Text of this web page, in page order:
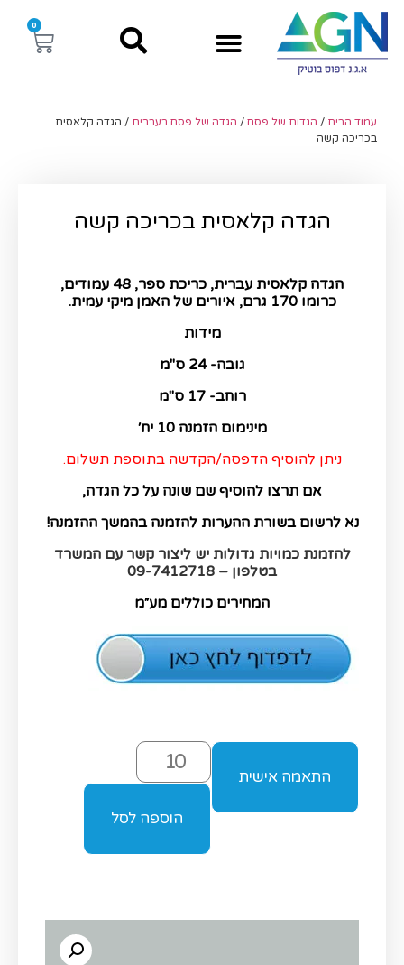
0
עמוד הבית / הגדות של פסח / הגדה של פסח בעברית​ / הגדה קלאסית
בכריכה קשה
הגדה קלאסית בכריכה קשה
הגדה קלאסית עברית, כריכת ספר, 48 עמודים,
כרומו 170 גרם, איורים של האמן מיקי עמית.
מידות
גובה- 24 ס"מ
רוחב- 17 ס"מ
מינימום הזמנה 10 יח׳
ניתן להוסיף הדפסה/הקדשה בתוספת תשלום.
אם תרצו להוסיף שם שונה על כל הגדה,
נא לרשום בשורת ההערות להזמנה בהמשך ההזמנה!
להזמנת כמויות גדולות יש ליצור קשר עם המשרד
בטלפון – 09-7412718
המחירים כוללים מע״מ
התאמה אישית
הוספה לסל